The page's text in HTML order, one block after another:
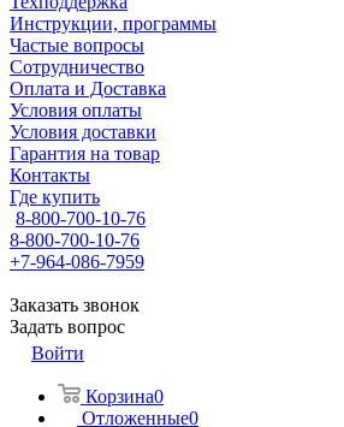
Инструкции, программы
Частые вопросы
Сотрудничество
Оплата и Доставка
Условия оплаты
Условия доставки
Гарантия на товар
Контакты
Где купить
8-800-700-10-76
8-800-700-10-76
+7-964-086-7959
Заказать звонок
Задать вопрос
Войти
Корзина0
Отложенные0